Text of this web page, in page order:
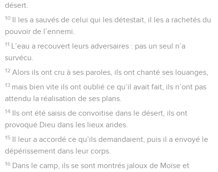
désert.
10 Il les a sauvés de celui qui les détestait, il les a rachetés du
pouvoir de l’ennemi.
11 L’eau a recouvert leurs adversaires : pas un seul n’a
survécu.
12 Alors ils ont cru à ses paroles, ils ont chanté ses louanges,
13 mais bien vite ils ont oublié ce qu’il avait fait, ils n’ont pas
attendu la réalisation de ses plans.
14 Ils ont été saisis de convoitise dans le désert, ils ont
provoqué Dieu dans les lieux arides.
15 Il leur a accordé ce qu’ils demandaient, puis il a envoyé le
dépérissement dans leur corps.
16 Dans le camp, ils se sont montrés jaloux de Moïse et